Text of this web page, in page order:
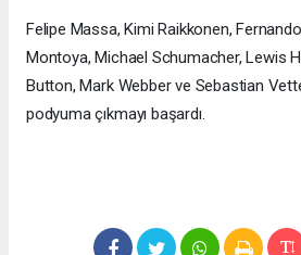
Felipe Massa, Kimi Raikkonen,
Montoya, Michael Schumacher, Lewis
Button, Mark Webber ve Sebastian
podyuma çıkmayı başardı.